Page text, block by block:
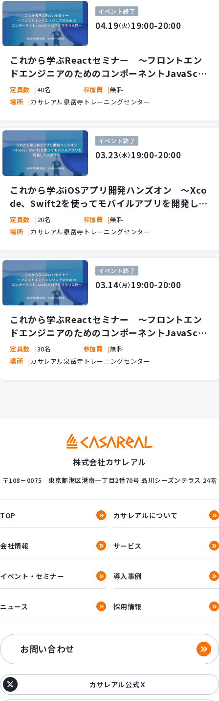
イベント終了
04.19（火） 19:00-20:00
これから学ぶReactセミナー ～フロントエン
ドエンジニアのためのコンポーネントJavaScri
ptライブラリ入門～
定員数 40名 参加費
無料
場所
カサレアル泉岳寺トレーニングセンター
イベント終了
03.23（水） 19:00-20:00
これから学ぶiOSアプリ開発ハンズオン ～Xco
de、Swift2を使ってモバイルアプリを開発して
みよう～
定員数 20名 参加費
無料
場所
カサレアル泉岳寺トレーニングセンター
イベント終了
03.14（月） 19:00-20:00
これから学ぶReactセミナー ～フロントエン
ドエンジニアのためのコンポーネントJavaScri
ptライブラリ入門～
定員数 30名 参加費
無料
場所
カサレアル泉岳寺トレーニングセンター
株式会社カサレアル
〒108－0075 東京都港区港南一丁目2番70号 品川シーズンテラス 24階
TOP カサレアルについて
会社情報 サービス
イベント・セミナー 導入事例
ニュース 採用情報
お問い合わせ
カサレアル公式Ｘ